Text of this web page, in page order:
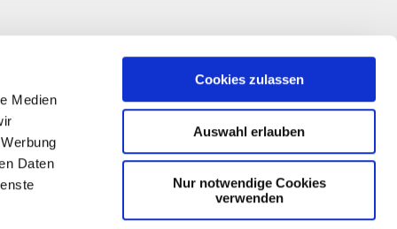
Medien
Daten
Cookies zulassen
Auswahl erlauben
Nur notwendige Cookies
verwenden